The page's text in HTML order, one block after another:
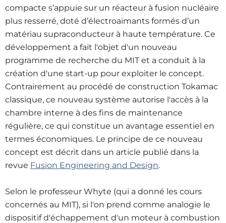
compacte s’appuie sur un réacteur à fusion nucléaire
plus resserré, doté d’électroaimants formés d’un
matériau supraconducteur à haute température. Ce
développement a fait l'objet d'un nouveau
programme de recherche du MIT et a conduit à la
création d'une start-up pour exploiter le concept.
Contrairement au procédé de construction Tokamac
classique, ce nouveau système autorise l'accès à la
chambre interne à des fins de maintenance
régulière, ce qui constitue un avantage essentiel en
termes économiques. Le principe de ce nouveau
concept est décrit dans un article publié dans la
revue Fusion Engineering and Design.
Selon le professeur Whyte (qui a donné les cours
concernés au MIT), si l'on prend comme analogie le
dispositif d'échappement d'un moteur à combustion